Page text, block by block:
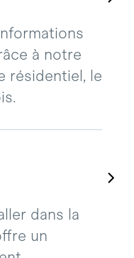
à notre
résidentiel, le
dans la
un